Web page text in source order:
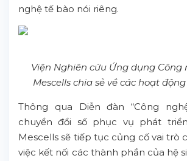
nghệ tế bào nói riêng.
Viện Nghiên cứu Ứng dụng Công
Mescells chia sẻ về các hoạt
Thông qua Diễn đàn “Công
chuyển đổi số phục vụ phát
Mescells sẽ tiếp tục củng cố vai trò
việc kết nối các thành phần của hệ